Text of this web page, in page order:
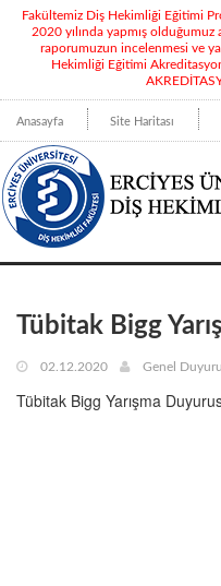
Fakültemiz Diş Hekimliği Eğitimi
2020 yılında yapmış
raporumuzun incelenmesi ve
Hekimliği Eğitimi
Anasayfa Site Haritası
Tübitak Bigg
02.12.2020 Genel
Tübitak Bigg Yarışma